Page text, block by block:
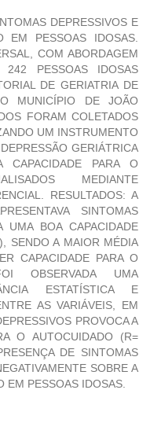
DEPRESSIVOS E
EM PESSOAS IDOSAS.
COM ABORDAGEM
242 PESSOAS IDOSAS
DE GERIATRIA DE
MUNICÍPIO DE JOÃO
FORAM COLETADOS
UM INSTRUMENTO
GERIÁTRICA
PARA O
MEDIANTE
RESULTADOS: A
SINTOMAS
UMA BOA CAPACIDADE
SENDO A MAIOR MÉDIA
CAPACIDADE PARA O
OBSERVADA UMA
ESTATÍSTICA E
AS VARIÁVEIS, EM
PROVOCA A
O AUTOCUIDADO (R=
DE SINTOMAS
SOBRE A
EM PESSOAS IDOSAS.